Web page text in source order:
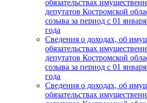
обязательствах
депутатов Костромской
созыва за период с 01
года
Сведения о доходах, об
обязательствах
депутатов Костромской
созыва за период с 01
года
Сведения о доходах, об
обязательствах